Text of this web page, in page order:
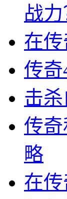
战力
在
传
击
传
略
在